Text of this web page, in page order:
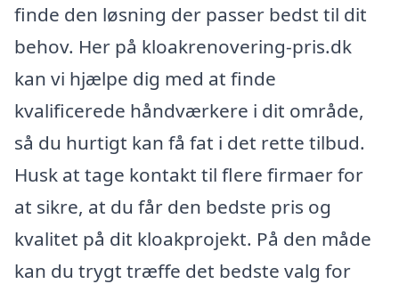
finde den løsning der passer bedst til dit
behov. Her på kloakrenovering-pris.dk
kan vi hjælpe dig med at finde
kvalificerede håndværkere i dit område,
så du hurtigt kan få fat i det rette tilbud.
Husk at tage kontakt til flere firmaer for
at sikre, at du får den bedste pris og
kvalitet på dit kloakprojekt. På den måde
kan du trygt træffe det bedste valg for